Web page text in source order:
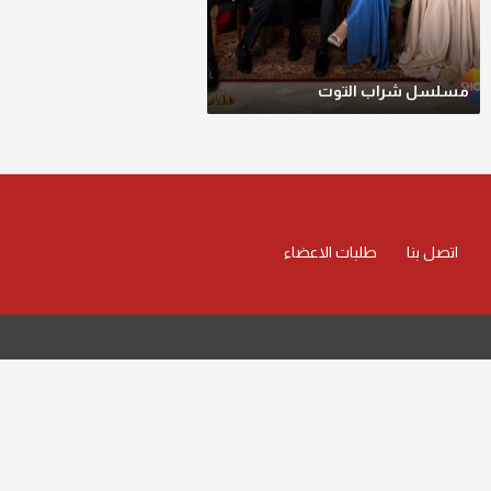
مسلسل شراب التوت
اتصل بنا طلبات الاعضاء